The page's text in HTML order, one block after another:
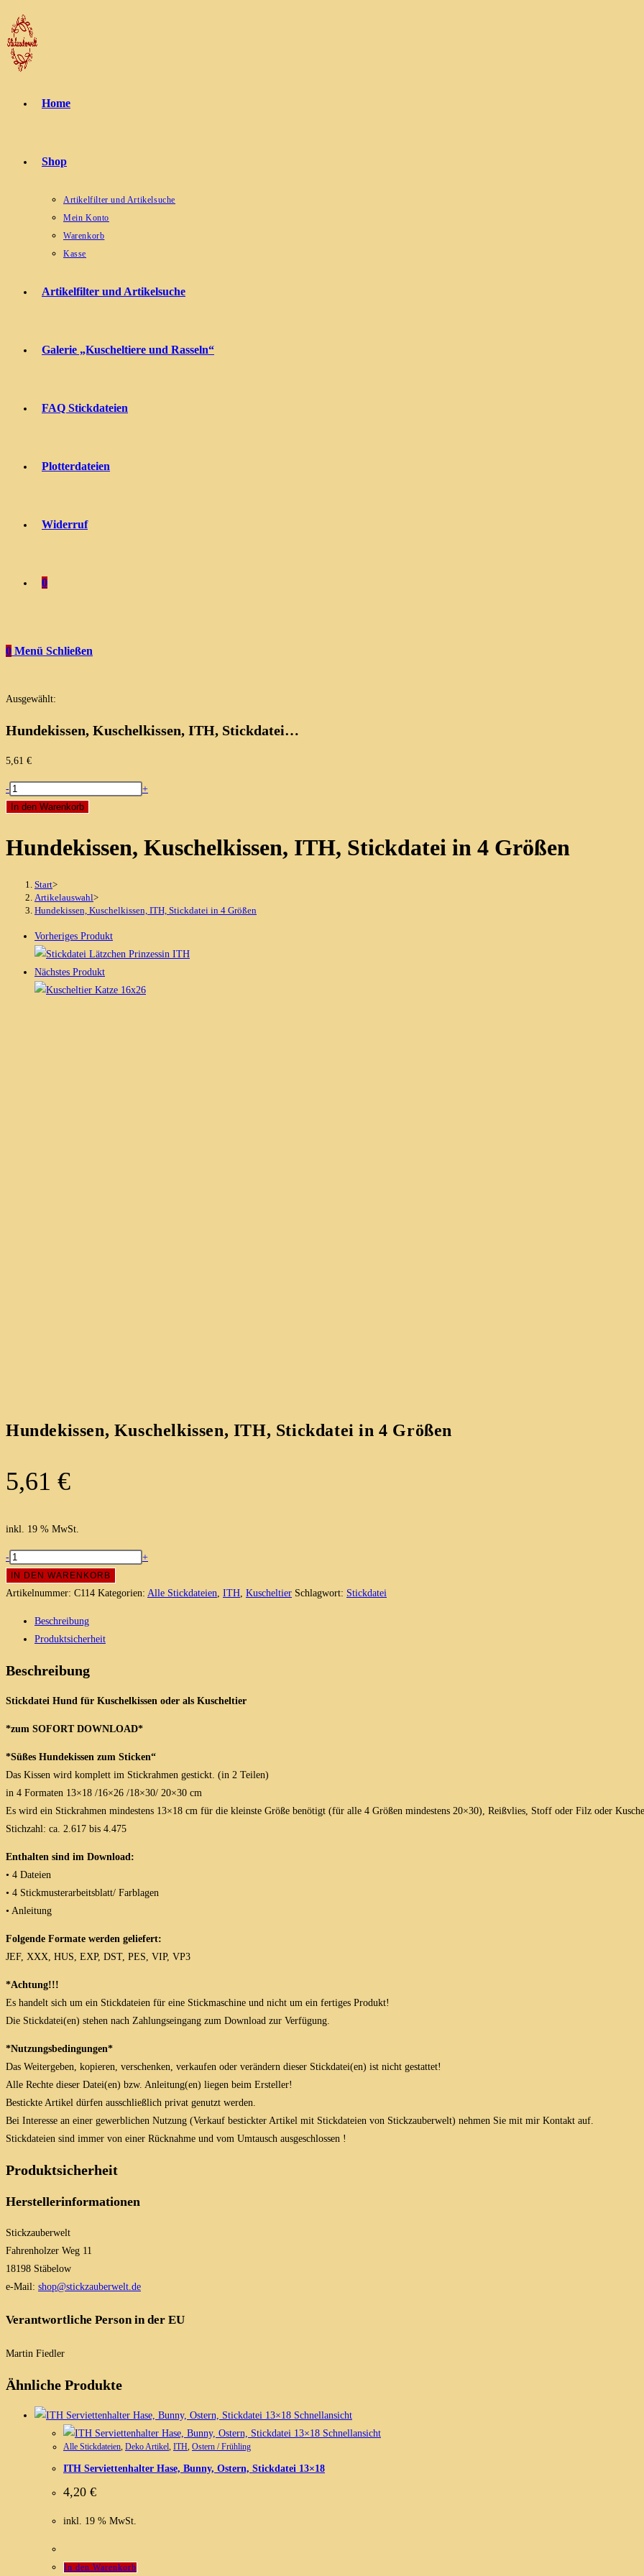
Zum
Inhalt
springen
Home
Shop
Artikelfilter und Artikelsuche
Mein Konto
Warenkorb
Kasse
Artikelfilter und Artikelsuche
Galerie „Kuscheltiere und Rasseln“
FAQ Stickdateien
Plotterdateien
Widerruf
0
0 Menü Schließen
Ausgewählt:
Hundekissen, Kuschelkissen, ITH, Stickdatei…
5,61 €
Hundekissen,
Kuschelkissen,
Stickdatei
Größen
Menge
-
+
In den Warenkorb
Hundekissen, Kuschelkissen, ITH, Stickdatei in 4 Größen
Start>
Artikelauswahl>
Hundekissen, Kuschelkissen, ITH, Stickdatei in 4 Größen
Vorheriges Produkt
Nächstes Produkt
Hundekissen, Kuschelkissen, ITH, Stickdatei in 4 Größen
5,61 €
inkl. 19 % MwSt.
Hundekissen,
Kuschelkissen,
ITH,
Größen
- +
IN DEN WARENKORB
Artikelnummer: C114 Kategorien: Alle Stickdateien ITH Kuscheltier Schlagwort: Stickdatei
Beschreibung
Produktsicherheit
Beschreibung
Stickdatei Hund für Kuschelkissen oder als Kuscheltier
*zum SOFORT DOWNLOAD*
*Süßes Hundekissen zum Sticken“
Das Kissen wird komplett im Stickrahmen gestickt. (in 2 Teilen)
in 4 Formaten 13×18 /16×26 /18×30/ 20×30 cm
Es wird ein Stickrahmen mindestens 13×18 cm für die kleinste Größe benötigt (für alle 4 Größen mindestens 20×30), Reißvlies, Stoff oder Filz oder
Stichzahl: ca. 2.617 bis 4.475
Enthalten sind im Download:
• 4 Dateien
• 4 Stickmusterarbeitsblatt/ Farblagen
• Anleitung
Folgende Formate werden geliefert:
JEF, XXX, HUS, EXP, DST, PES, VIP, VP3
*Achtung!!!
Es handelt sich um ein Stickdateien für eine Stickmaschine und nicht um ein fertiges Produkt!
Die Stickdatei(en) stehen nach Zahlungseingang zum Download zur Verfügung.
*Nutzungsbedingungen*
Das Weitergeben, kopieren, verschenken, verkaufen oder verändern dieser Stickdatei(en) ist nicht gestattet!
Alle Rechte dieser Datei(en) bzw. Anleitung(en) liegen beim Ersteller!
Bestickte Artikel dürfen ausschließlich privat genutzt werden.
Bei Interesse an einer gewerblichen Nutzung (Verkauf bestickter Artikel mit Stickdateien von Stickzauberwelt) nehmen Sie mit mir Kontakt auf.
Stickdateien sind immer von einer Rücknahme und vom Umtausch ausgeschlossen !
Produktsicherheit
Herstellerinformationen
Stickzauberwelt
Fahrenholzer Weg 11
18198 Stäbelow
e-Mail: shop@stickzauberwelt.de
Verantwortliche Person in der EU
Martin Fiedler
Ähnliche Produkte
Schnellansicht
Schnellansicht
Alle Stickdateien, Deko Artikel, ITH, Ostern / Frühling
ITH Serviettenhalter Hase, Bunny, Ostern, Stickdatei 13×18
4,20 €
inkl. 19 % MwSt.
In den Warenkorb